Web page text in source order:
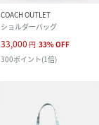
COACH OUTLET
ショルダーバッグ
33,000 円 33%OFF
300ポイント(1倍)